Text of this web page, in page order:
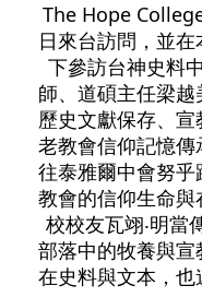
The Hope
日來台訪問，並
下參訪台神史料
師、道碩主任梁
歷史文獻保存、
老教會信仰記憶
往泰雅爾中會努
教會的信仰生命
校校友瓦翊‧明當
部落中的牧養與
在史料與文本，